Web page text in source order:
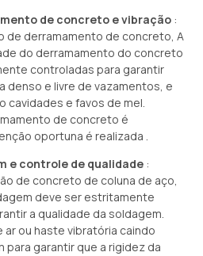
de concreto e vibração :
de derramamento de concreto, A
do derramamento do concreto
controladas para garantir
denso e livre de vazamentos, e
e favos de mel.
de concreto é
oportuna é realizada .
e controle de qualidade :
de concreto de coluna de aço,
deve ser estritamente
a qualidade da soldagem.
ar ou haste vibratória caindo
para garantir que a rigidez da